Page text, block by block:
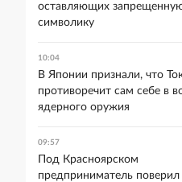
оставляющих
символику
10:04
В Японии признали, что
противоречит сам себе в
ядерного оружия
09:57
Под Красноярском
предприниматель